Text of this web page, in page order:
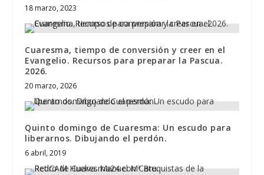
18 marzo, 2023
Cuaresma, tiempo de conversión y creer en el
Evangelio. Recursos para preparar la Pascua.
2026.
20 marzo, 2026
Quinto domingo de Cuaresma: Un escudo para
liberarnos. Dibujando el perdón.
6 abril, 2019